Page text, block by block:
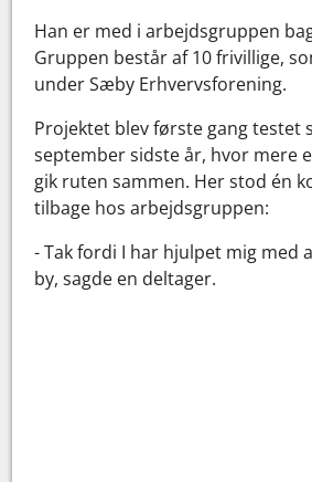
Han er med i arbejdsgruppen
Gruppen består af 10 frivillige,
under Sæby Erhvervsforening.
Projektet blev første gang testet
september sidste år, hvor mere
gik ruten sammen. Her stod én
tilbage hos arbejdsgruppen:
- Tak fordi I har hjulpet mig med
by, sagde en deltager.